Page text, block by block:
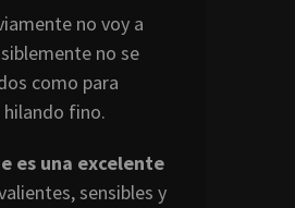
no voy a
no se
como para
fino.
es una excelente
sensibles y